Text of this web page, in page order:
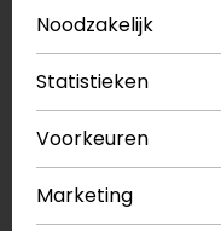
Zachte polyester
Meer
Heb je meer
Neem dancontact
vanonze winkels
in
Eindhoven, Vianen
Noodzakelijk
Statistieken
Voorkeuren
Marketing